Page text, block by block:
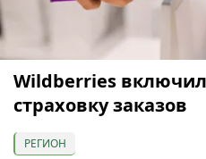
Wildberries
страховку заказов
РЕГИОН